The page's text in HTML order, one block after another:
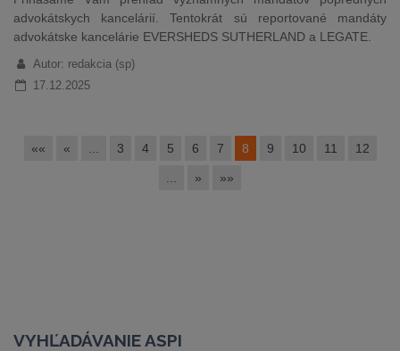
advokátskych kancelárií. Tentokrát sú reportované mandáty
advokátske kancelárie EVERSHEDS SUTHERLAND a LEGATE.
Autor: redakcia (sp)
17.12.2025
«« « 3 4 5 6 7 8 9 10 11 12
» »»
VYHĽADÁVANIE ASPI